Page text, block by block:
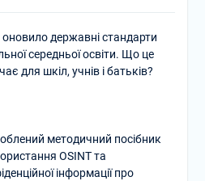
державні стандарти
середньої освіти. Що це
для шкіл, учнів і батьків?
методичний посібник
OSINT та
інформації про